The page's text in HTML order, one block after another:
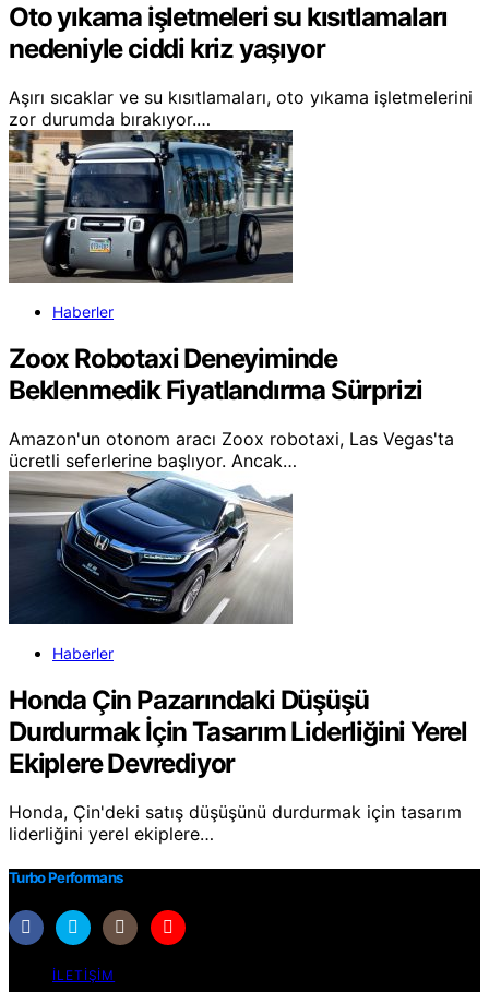
Oto yıkama işletmeleri su kısıtlamaları
nedeniyle ciddi kriz yaşıyor
Aşırı sıcaklar ve su kısıtlamaları, oto yıkama işletmelerini
zor durumda bırakıyor.…
Haberler
Zoox Robotaxi Deneyiminde
Beklenmedik Fiyatlandırma Sürprizi
Amazon'un otonom aracı Zoox robotaxi, Las Vegas'ta
ücretli seferlerine başlıyor. Ancak…
Haberler
Honda Çin Pazarındaki Düşüşü
Durdurmak İçin Tasarım Liderliğini Yerel
Ekiplere Devrediyor
Honda, Çin'deki satış düşüşünü durdurmak için tasarım
liderliğini yerel ekiplere…
Turbo Performans
İLETIŞIM